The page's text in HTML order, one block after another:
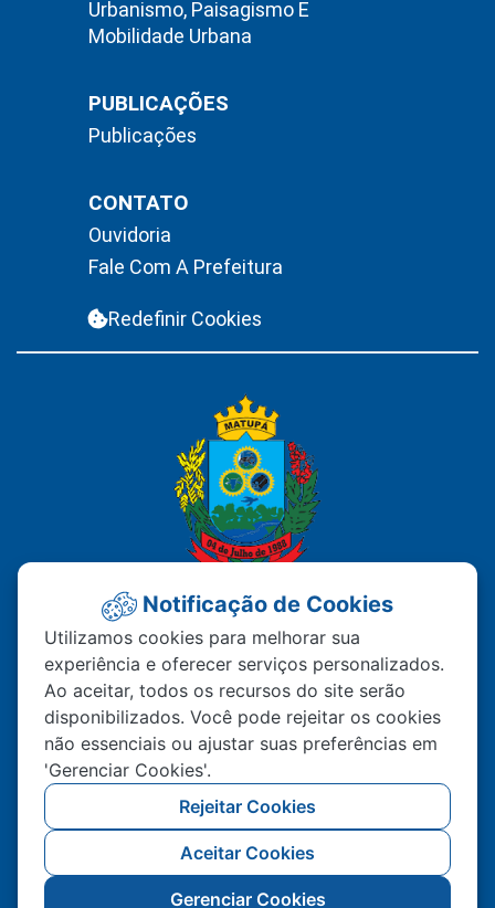
Urbanismo, Paisagismo E
Mobilidade Urbana
PUBLICAÇÕES
Publicações
CONTATO
Ouvidoria
Fale Com A Prefeitura
Redefinir Cookies
PREFEITURA MUNICIPAL DE
MATUPÁ
Av. Hermínio Ometto Nº 101 Bairro ZE - 022
CEP – 78.525-000 Matupá-MT
(66) 99222-2560
Atendimento De Segunda A Sexta 07h00 As
11h00 Ao Público, Interno 13h00 As 17h00
Notificação de Cookies
Utilizamos cookies para melhorar sua
experiência e oferecer serviços personalizados.
Ao aceitar, todos os recursos do site serão
disponibilizados. Você pode rejeitar os cookies
não essenciais ou ajustar suas preferências em
'Gerenciar Cookies'.
Rejeitar Cookies
Aceitar Cookies
Gerenciar Cookies